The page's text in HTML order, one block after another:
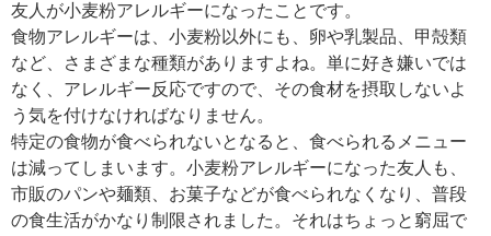
友人が小麦粉アレルギーになったことです。
食物アレルギーは、小麦粉以外にも、卵や乳製品、甲殻類
など、さまざまな種類がありますよね。単に好き嫌いでは
なく、アレルギー反応ですので、その食材を摂取しないよ
う気を付けなければなりません。
特定の食物が食べられないとなると、食べられるメニュー
は減ってしまいます。小麦粉アレルギーになった友人も、
市販のパンや麺類、お菓子などが食べられなくなり、普段
の食生活がかなり制限されました。それはちょっと窮屈で